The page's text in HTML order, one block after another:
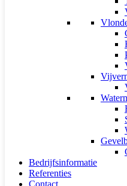
Bedrijfsinformatie
Referenties
Contact